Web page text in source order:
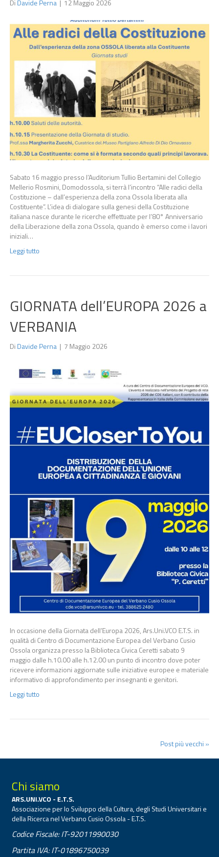
DiDavide Perna | 12 Maggio 2026
Sabato 16 maggio presso l’Auditorium Tullio Bertamini del Collegio
Mellerio Rosmini, Domodossola, si terrà l’incontro “Alle radici della
Costituzione – dall’esperienza della zona Ossola liberata alla
Costituente”. L’idea di dialogare sulla genesi della Costituzione
italiana nasce durante le ricerche effettuate per l’80° Anniversario
della Liberazione della zona Ossola, quando è emerso come i lavori
iniziali…
Leggi tutto
GIORNATA dell’EUROPA 2026 a
VERBANIA
DiDavide Perna | 7 Maggio 2026
In occasione della Giornata dell’Europa 2026, Ars.Uni.VCO E.T.S. in
qualità di Centro di Documentazione Europea del Verbano Cusio
Ossola organizza presso la Biblioteca Civica Ceretti sabato 9
maggio dalle h.10.00 alle h.12.00 un punto di incontro dove poter
ricevere informazioni aggiornate sulle iniziative europee e materiale
informativo di approfondimento per insegnanti e genitori.
Leggi tutto
Post più vecchi »
Chi siamo
ARS.UNI.VCO - E.T.S.
Associazione per lo Sviluppo della Cultura, degli Studi Universitari e
della Ricerca nel Verbano Cusio Ossola - E.T.S.
Codice Fiscale: IT-92011990030
Partita IVA: IT-01896750039